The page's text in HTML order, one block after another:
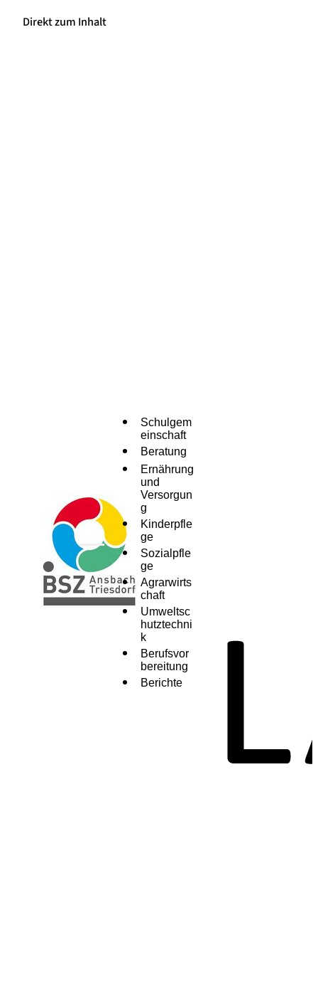
Direkt zum Inhalt
Menü
Schulgem
einschaft
Beratung
Ernährung
und
Versorgun
g
Kinderpfle
ge
Sozialpfle
ge
Agrarwirts
chaft
Umweltsc
hutztechni
k
Berufsvor
bereitung
Berichte